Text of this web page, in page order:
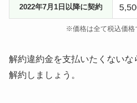
2022年7月1日以降に契約
※価格は全て税込価格
解約違約金を支払いたくないな
解約しましょう。